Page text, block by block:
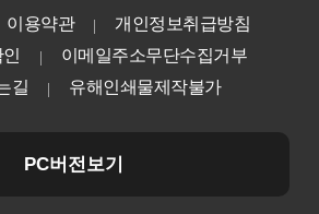
이용약관
개인정보취급방침
이메일주소무단수집거부
길
유해인쇄물제작불가
PC버전보기